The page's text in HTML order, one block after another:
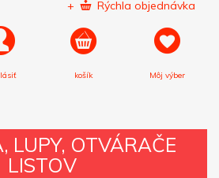
+ Rýchla objednávka
košík Môj výber
LUPY, OTVÁRAČE
LISTOV